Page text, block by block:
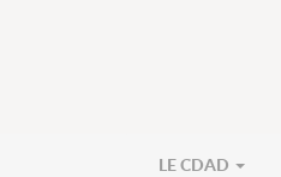
LE CDAD